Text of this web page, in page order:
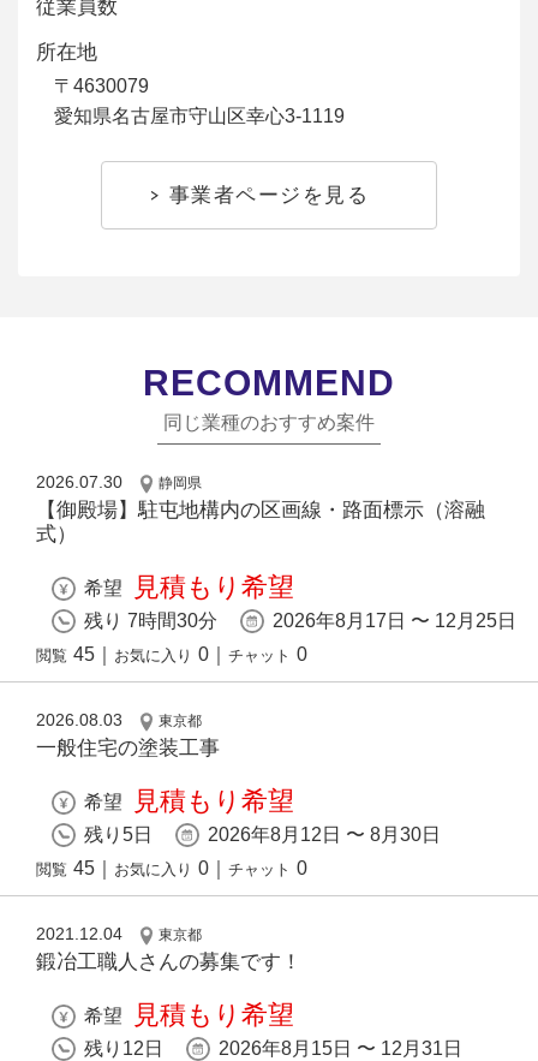
従業員数
所在地
〒4630079
愛知県名古屋市守山区幸心3-1119
事業者ページを見る
RECOMMEND
同じ業種のおすすめ案件
2026.07.30 静岡県
【御殿場】駐屯地構内の区画線・路面標示（溶融
式）
希望 見積もり希望
残り 7時間30分 2026年8月17日 〜 12月25日
閲覧 45 お気に入り 0 チャット 0
2026.08.03 東京都
一般住宅の塗装工事
希望 見積もり希望
残り5日 2026年8月12日 〜 8月30日
閲覧 45 お気に入り 0 チャット 0
2021.12.04 東京都
鍛冶工職人さんの募集です！
希望 見積もり希望
残り12日 2026年8月15日 〜 12月31日